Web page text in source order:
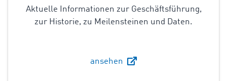
Aktuelle Informationen zur Geschäftsführung,
zur Historie, zu Meilensteinen und Daten.
ansehen